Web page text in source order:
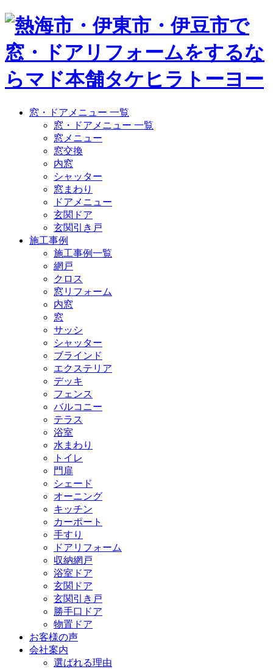
窓・ドアメニュー 一覧
窓・ドアメニュー 一覧
窓メニュー
窓交換
内窓
シャッター
窓まわり
ドアメニュー
玄関ドア
玄関引き戸
施工事例
施工事例一覧
網戸
クロス
窓リフォーム
内窓
窓
サッシ
シャッター
ブラインド
エクステリア
デッキ
フェンス
バルコニー
テラス
浴室
水まわり
トイレ
門扉
シェード
オーニング
キッチン
カーポート
手すり
ドアリフォーム
収納網戸
浴室ドア
玄関ドア
玄関引き戸
勝手口ドア
物置ドア
お客様の声
会社案内
選ばれる理由